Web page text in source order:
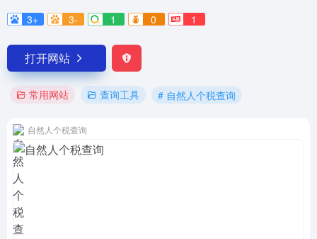
3+
3- 1 0 1
打开网站
常用网站 查询工具 # 自然人个税查询
自然人个税查询